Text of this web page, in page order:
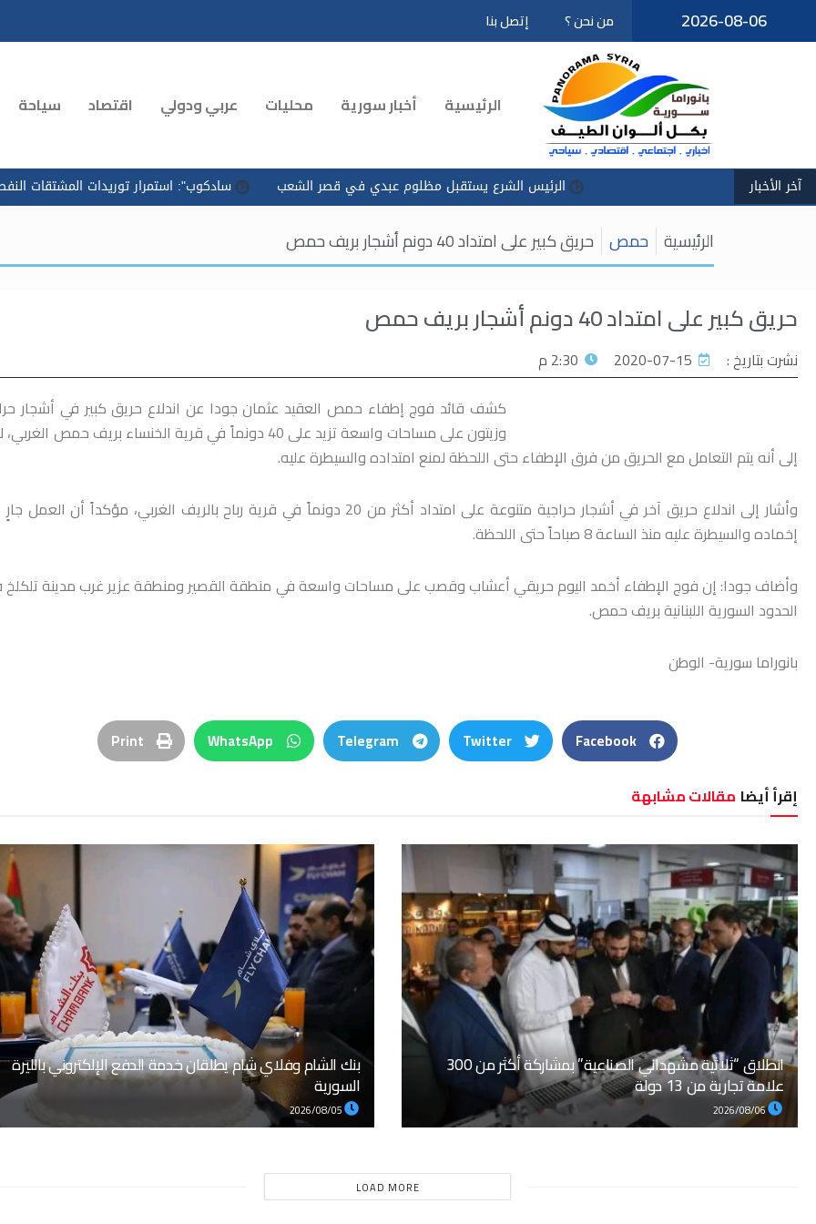
تخطى
2026-08-06 من نحن ؟ إتصل بنا
الرئيسية أخبار سورية محليات عربي ودولي اقتصاد سياحة
آخر الأخبار الرئيس الشرع يستقبل مظلوم عبدي في قصر الشعب سادكوب": استمرار توريدات المشتقات النفطية وتسريع
الرئيسية حمص حريق كبير على امتداد 40 دونم أشجار بريف حمص
حريق كبير على امتداد 40 دونم أشجار بريف حمص
نشرت بتاريخ : 2020-07-15
2:30 م
كشف قائد فوج إطفاء حمص العقيد عثمان جودا عن اندلاع حريق كبير في أشجار
وزيتون على مساحات واسعة تزيد على 40 دونماً في قرية الخنساء بريف حمص
إلى أنه يتم التعامل مع الحريق من فرق الإطفاء حتى اللحظة لمنع امتداده والسيطرة عليه.
وأشار إلى اندلاع حريق آخر في أشجار حراجية متنوعة على امتداد أكثر من 20 دونماً في قرية رباح بالريف الغربي، مؤكداً أن
إخماده والسيطرة عليه منذ الساعة 8 صباحاً حتى اللحظة.
وأضاف جودا: إن فوج الإطفاء أخمد اليوم حريقي أعشاب وقصب على مساحات واسعة في منطقة القصير ومنطقة عزير غرب مدينة
الحدود السورية اللبنانية بريف حمص.
بانوراما سورية- الوطن
Facebook
Twitter
Telegram
WhatsApp
Print
إقرأ أيضا مقالات مشابهة
انطلاق “ثلاثية مشهداني الصناعية” بمشاركة أكثر من 300
علامة تجارية من 13 دولة
2026/08/06
بنك الشام وفلاي شام يطلقان خدمة الدفع الإلكتروني بالليرة
السورية
LOAD MORE